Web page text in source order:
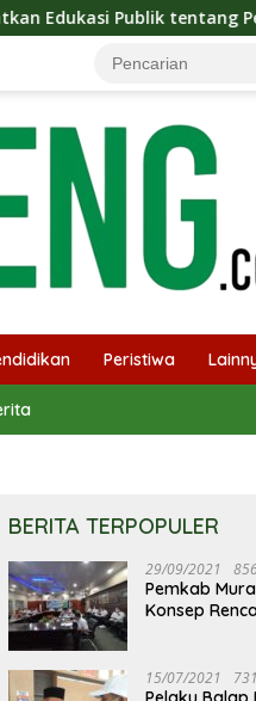
Peran DPD RI
Peristiwa
BERITA TERPOPULER
29/09/2021
Pemkab
Konsep
15/07/2021